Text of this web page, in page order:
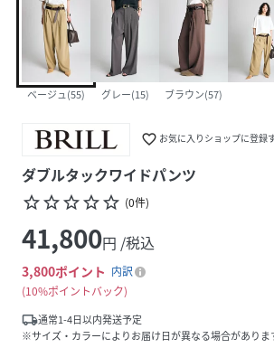
ベージュ(55) グレー(15) ブラウン(57)
favorite_border お気に入りショップに登録
ダブルタックワイドパンツ
star_borderstar_borderstar_borderstar_borderstar_border (0件)
41,800円 /税込
3,800ポイント 内訳
10%ポイントバック
local_shipping通常1-4日以内発送予定
※サイズ・カラーによりお届け日が異なる場合がありま